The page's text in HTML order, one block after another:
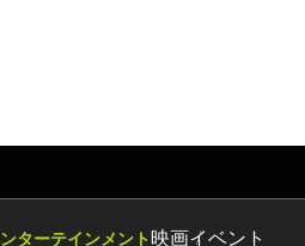
ターテインメント映画イベント